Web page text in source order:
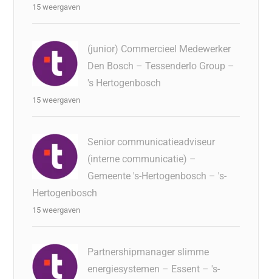
15 weergaven
(junior) Commercieel Medewerker
Den Bosch – Tessenderlo Group –
's Hertogenbosch
15 weergaven
Senior communicatieadviseur
(interne communicatie) –
Gemeente 's-Hertogenbosch – 's-
Hertogenbosch
15 weergaven
Partnershipmanager slimme
energiesystemen – Essent – 's-